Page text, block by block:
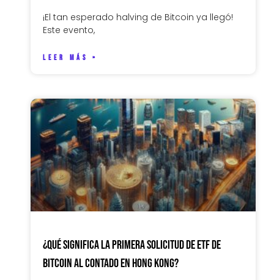
¡El tan esperado halving de Bitcoin ya llegó!
Este evento,
LEER MÁS »
¿Qué significa la primera solicitud de ETF de
bitcoin al contado en Hong Kong?